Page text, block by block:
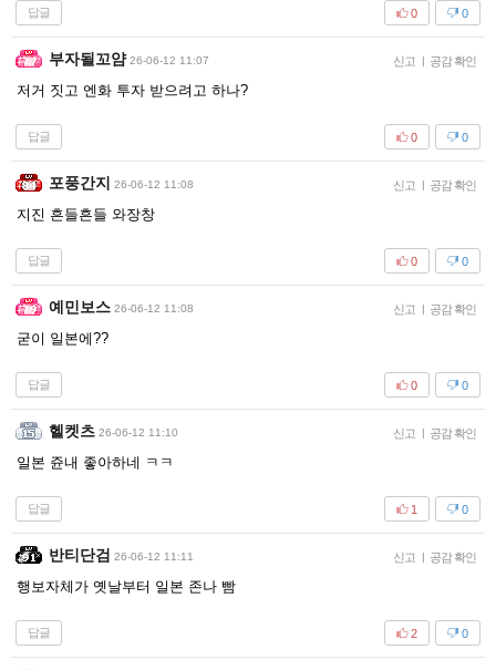
답글 0
0
부자될꼬얌 26-06-12 11:07 신고 | 공감 확인
저거 짓고 엔화 투자 받으려고 하나?
답글 0
0
포풍간지 26-06-12 11:08 신고 | 공감 확인
지진 흔들흔들 와장창
답글 0
0
예민보스 26-06-12 11:08 신고 | 공감 확인
굳이 일본에??
답글 0
0
헬켓츠 26-06-12 11:10 신고 | 공감 확인
일본 쥰내 좋아하네 ㅋㅋ
답글 0
1
반티단검 26-06-12 11:11 신고 | 공감 확인
행보자체가 옛날부터 일본 존나 빰
답글 0
2